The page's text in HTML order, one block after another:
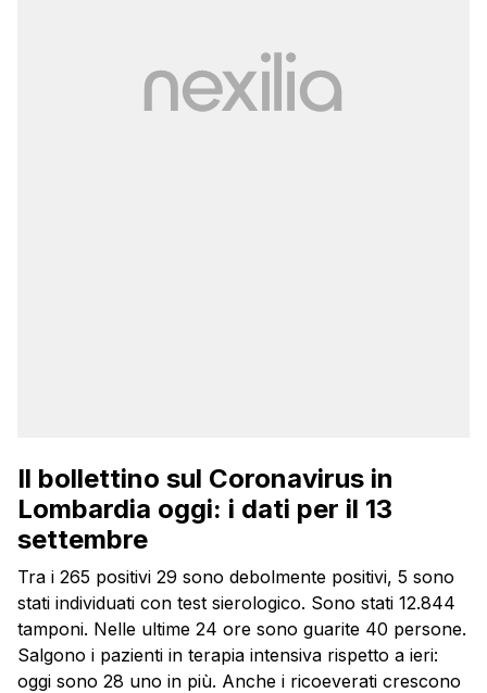
Il bollettino sul Coronavirus in
Lombardia oggi: i dati per il 13
settembre
Tra i 265 positivi 29 sono debolmente positivi, 5 sono
stati individuati con test sierologico. Sono stati 12.844
tamponi. Nelle ultime 24 ore sono guarite 40 persone.
Salgono i pazienti in terapia intensiva rispetto a ieri:
oggi sono 28 uno in più. Anche i ricoeverati crescono